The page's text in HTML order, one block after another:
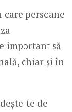
persoane
important să
chiar și în
te de